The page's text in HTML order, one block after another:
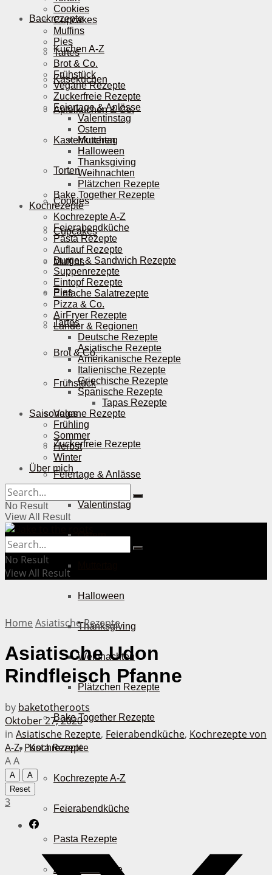
Backrezepte
Kuchen A-Z
Käsekuchen
Apfelkuchen & Co.
Kastenkuchen
Torten
Cookies
Cupcakes
Muffins
Pies
Tartes
Brot & Co.
Frühstück
Vegane Rezepte
Zuckerfreie Rezepte
Feiertage & Anlässe
Valentinstag
Ostern
Halloween
Thanksgiving
Weihnachten
Plätzchen Rezepte
Bake Together Rezepte
Kochrezepte
Kochrezepte A-Z
Feierabendküche
Pasta Rezepte
Auflauf Rezepte
Cookies
Cupcakes
Muffins
Pies
Tartes
Brot & Co.
Frühstück
Vegane Rezepte
Zuckerfreie Rezepte
Feiertage & Anlässe
Valentinstag
Ostern
Muttertag
Halloween
Thanksgiving
Weihnachten
Plätzchen Rezepte
Bake Together Rezepte
Kochrezepte
Kochrezepte A-Z
Feierabendküche
Pasta Rezepte
Auflauf Rezepte
Burger & Sandwich Rezepte
Suppenrezepte
Eintopf Rezepte
Einfache Salatrezepte
Pizza & Co.
AirFryer Rezepte
Länder & Regionen
Deutsche Rezepte
Asiatische Rezepte
Amerikanische Rezepte
Italienische Rezepte
Griechische Rezepte
Spanische Rezepte
Tapas Rezepte
Saisonales
Frühling
Sommer
Herbst
Winter
Über mich
No Result
View All Result
No Result
View All Result
Home Asiatische Rezepte
Asiatische Udon
Rindfleisch Pfanne
by baketotheroots
Oktober 27, 2020
in Asiatische Rezepte, Feierabendküche, Kochrezepte von
A-Z,Pasta Rezepte
AA
A
A
Reset
3